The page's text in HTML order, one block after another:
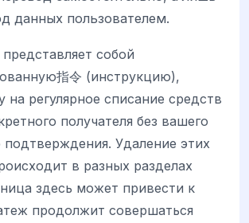
данных пользователем.
представляет собой
指令 (инструкцию),
на регулярное списание средств
получателя без вашего
Удаление этих
в разных разделах
здесь может привести к
продолжит совершаться